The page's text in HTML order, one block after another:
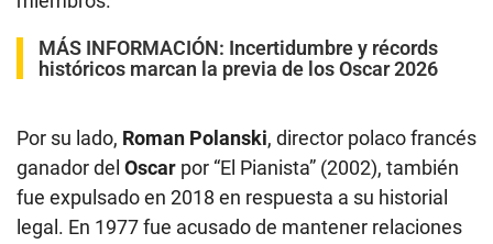
MÁS INFORMACIÓN: Incertidumbre y récords
históricos marcan la previa de los Oscar 2026
Por su lado, Roman Polanski, director polaco francés
ganador del Oscar por “El Pianista” (2002), también
fue expulsado en 2018 en respuesta a su historial
legal. En 1977 fue acusado de mantener relaciones